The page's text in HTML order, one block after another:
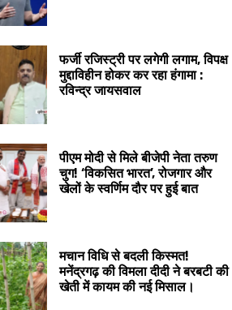
फर्जी रजिस्ट्री पर लगेगी लगाम, विपक्ष
मुद्दाविहीन होकर कर रहा हंगामा :
रविन्द्र जायसवाल
पीएम मोदी से मिले बीजेपी नेता तरुण
चुग! ‘विकसित भारत’, रोजगार और
खेलों के स्वर्णिम दौर पर हुई बात
मचान विधि से बदली किस्मत!
मनेंद्रगढ़ की विमला दीदी ने बरबटी की
खेती में कायम की नई मिसाल।